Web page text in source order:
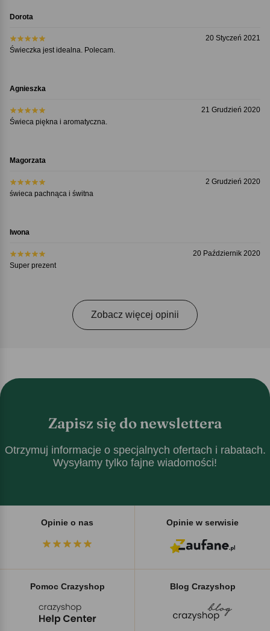
Dorota
20 Styczeń 2021
Świeczka jest idealna. Polecam.
Agnieszka
21 Grudzień 2020
Świeca piękna i aromatyczna.
Magorzata
2 Grudzień 2020
świeca pachnąca i świtna
Iwona
20 Październik 2020
Super prezent
Zobacz więcej opinii
Zapisz się do newslettera
Otrzymuj informacje o specjalnych ofertach i rabatach.
Wysyłamy tylko fajne wiadomości!
Opinie o nas Opinie w serwisie
Pomoc Crazyshop Blog Crazyshop